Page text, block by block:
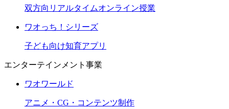
双方向リアルタイムオンライン授業
ワオっち！シリーズ
子ども向け知育アプリ
エンターテインメント事業
ワオワールド
アニメ・CG・コンテンツ制作